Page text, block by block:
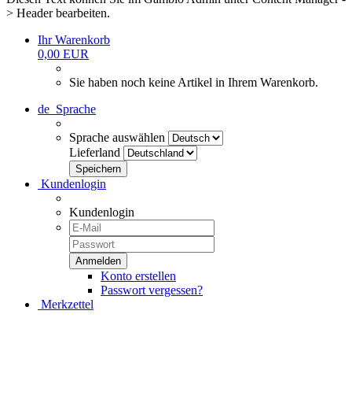
> Header bearbeiten.
Ihr Warenkorb
0,00 EUR
Sie haben noch keine Artikel in Ihrem Warenkorb.
de Sprache
Sprache auswählen
Lieferland
Kundenlogin
Kundenlogin
Konto erstellen
Passwort vergessen?
Merkzettel